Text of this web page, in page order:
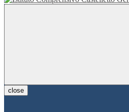
close